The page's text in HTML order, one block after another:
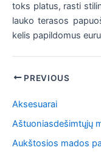
toks platus, rasti
lauko terasos
kelis papildomus
PostPREVIOUS
Aksesuarai
Aštuoniasdešimtųjų
Aukštosios mados